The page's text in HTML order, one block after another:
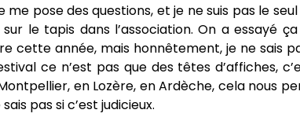
me pose des questions, et je ne suis pas le
le tapis dans l’association. On a essayé ça
cette année, mais honnêtement, je ne sais
ce n’est pas que des têtes d’affiches,
en Lozère, en Ardèche, cela nous
pas si c’est judicieux.